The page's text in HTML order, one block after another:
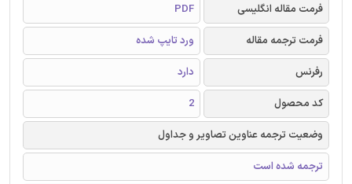
فرمت مقاله انگلیسی
PDF
فرمت ترجمه مقاله
ورد تایپ شده
رفرنس
دارد
کد محصول
2
وضعیت ترجمه عناوین تصاویر و جداول
ترجمه شده است